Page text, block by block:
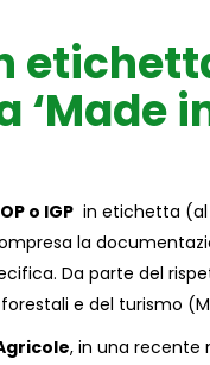
‘Made
o IGP in etichetta (al
la
Da parte del
e del turismo
, in una recente